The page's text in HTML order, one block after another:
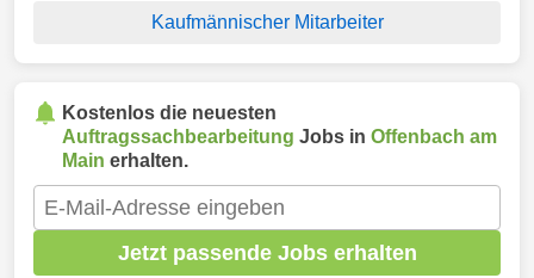
Kaufmännischer Mitarbeiter
Kostenlos die neuesten
Auftragssachbearbeitung Jobs in Offenbach am
Main erhalten.
Jetzt passende Jobs erhalten